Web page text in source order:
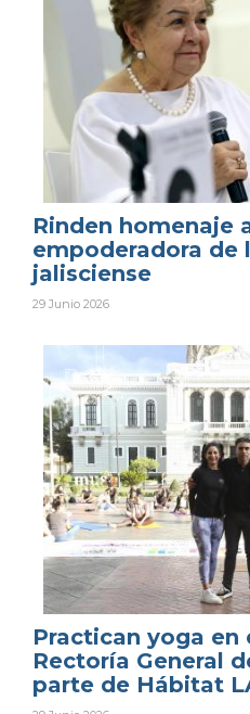
Rinden homenaje
empoderadora de
jalisciense
29 Junio 2026
Practican yoga en
Rectoría General
parte de Hábitat